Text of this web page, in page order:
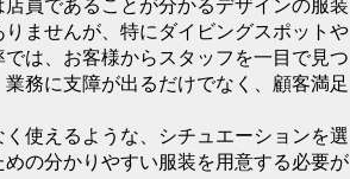
員であることが分かるデザインの服装
ませんが、特にダイビングスポットや
は、お客様からスタッフを一目で見つ
務に支障が出るだけでなく、顧客満足
使えるような、シチュエーションを選
の分かりやすい服装を用意する必要が